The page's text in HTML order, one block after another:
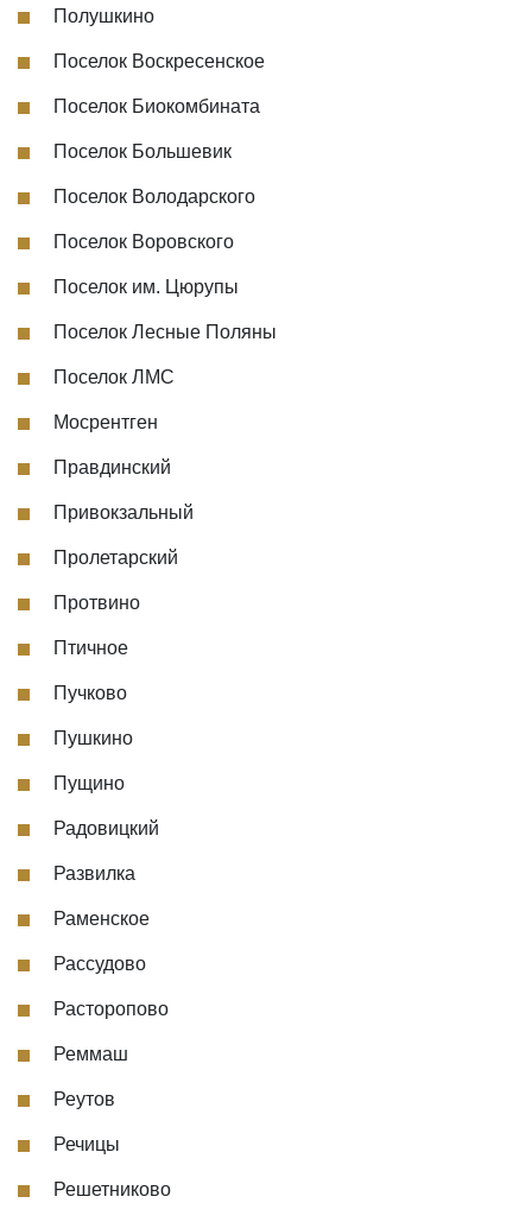
Полушкино
Поселок Воскресенское
Поселок Биокомбината
Поселок Большевик
Поселок Володарского
Поселок Воровского
Поселок им. Цюрупы
Поселок Лесные Поляны
Поселок ЛМС
Мосрентген
Правдинский
Привокзальный
Пролетарский
Протвино
Птичное
Пучково
Пушкино
Пущино
Радовицкий
Развилка
Раменское
Рассудово
Расторопово
Реммаш
Реутов
Речицы
Решетниково